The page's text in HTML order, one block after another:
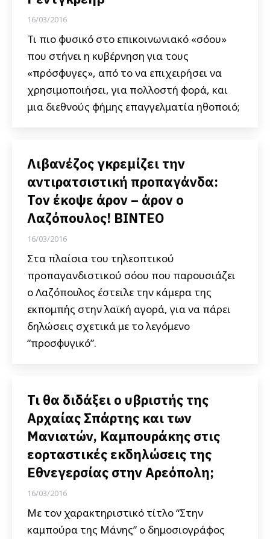
16/03/2016
Τι πιο φυσικό στο επικοινωνιακό «σόου»
που στήνει η κυβέρνηση για τους
«πρόσφυγες», από το να επιχειρήσει να
χρησιμοποιήσει, για πολλοστή φορά, και
μια διεθνούς φήμης επαγγελματία ηθοποιό;
Λιβανέζος γκρεμίζει την
αντιρατσιστική προπαγάνδα:
Τον έκοψε άρον – άρον ο
Λαζόπουλος! ΒΙΝΤΕΟ
16/03/2016
Στα πλαίσια του τηλεοπτικού
προπαγανδιστικού σόου που παρουσιάζει
ο Λαζόπουλος έστειλε την κάμερα της
εκπομπής στην λαϊκή αγορά, για να πάρει
δηλώσεις σχετικά με το λεγόμενο
“προσφυγικό”.
Τι θα διδάξει ο υβριστής της
Αρχαίας Σπάρτης και των
Μανιατών, Καμπουράκης στις
εορταστικές εκδηλώσεις της
Εθνεγερσίας στην Αρεόπολη;
16/03/2016
Με τον χαρακτηριστικό τίτλο “Στην
καμπούρα της Μάνης” ο δημοσιογράφος